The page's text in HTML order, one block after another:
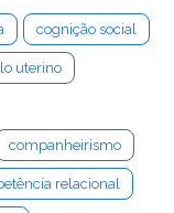
cognição social
uterino
companheirismo
relacional